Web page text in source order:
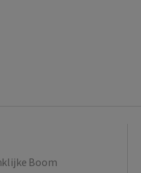
Boom